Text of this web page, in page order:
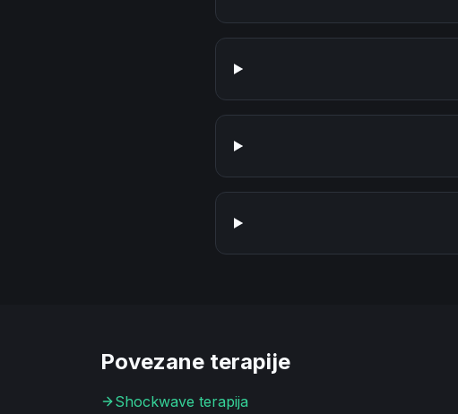
Povezane terapije
Shockwave terapija